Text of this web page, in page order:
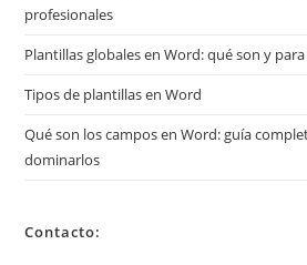
profesionales
Plantillas globales en Word: qué son y
Tipos de plantillas en Word
Qué son los campos en Word: guía
dominarlos
Contacto: